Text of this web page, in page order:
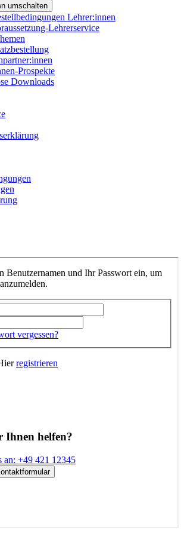
umschalten
Lehrer:innen
Lehrerservice
Prospekte
Downloads